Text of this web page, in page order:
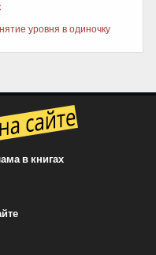
уровня в одиночку
в книгах